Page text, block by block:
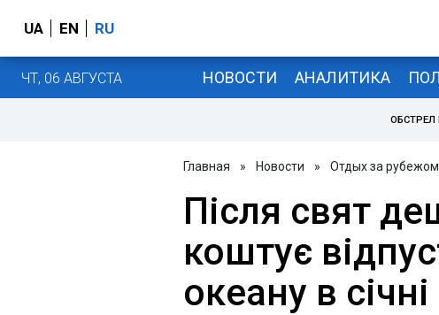
UA EN RU
ЧТ, 06 АВГУСТА НОВОСТИ АНАЛИТИКА
ОБСТРЕЛ
Главная » Новости » Отдых за рубежом
Після свят
коштує
океану в січні